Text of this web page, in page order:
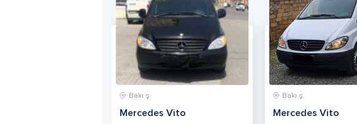
Bakı ş.
Mercedes Vito
Bakı ş.
Mercedes Vito